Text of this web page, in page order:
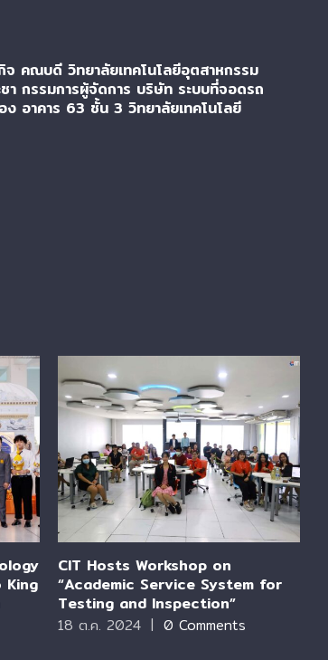
คณบดี วิทยาลัยเทคโนโลยีอุตสาหกรรม
า กรรมการผู้จัดการ บริษัท ระบบที่จอดรถ
อาคาร 63 ชั้น 3 วิทยาลัยเทคโนโลยี
King
CIT Hosts Workshop on
“Academic Service System for
Testing and Inspection”
18 ต.ค. 2024 | 0 Comments